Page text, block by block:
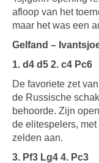
afloop van het
maar het was een
Gelfand –
1. d4 d5 2. c4 Pc6
De favoriete zet
de Russische
behoorde. Zijn
de elitespelers,
zelden aan.
3. Pf3 Lg4 4. Pc3